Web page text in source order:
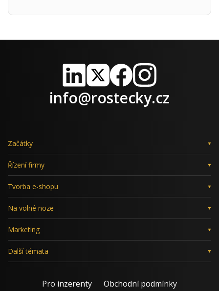
LinkedIn
X FacebookInstagram
info@rostecky.cz
Začátky
Řízení firmy
Tvorba e-shopu
Na volné noze
Marketing
Další témata
Pro inzerenty Obchodní podmínky